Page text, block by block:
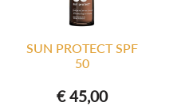
SUN PROTECT SPF
50
€45,00